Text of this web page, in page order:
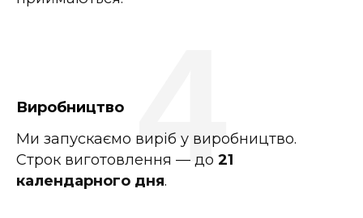
Виробництво
Ми запускаємо виріб у виробництво.
Строк виготовлення — до 21
календарного дня.
4